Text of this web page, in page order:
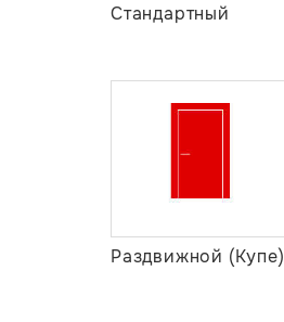
Стандартный
Раздвижной (Купе)